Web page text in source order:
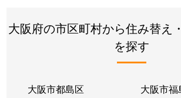
大阪府の市区町村から住み替え
を探す
大阪市都島区 大阪市福